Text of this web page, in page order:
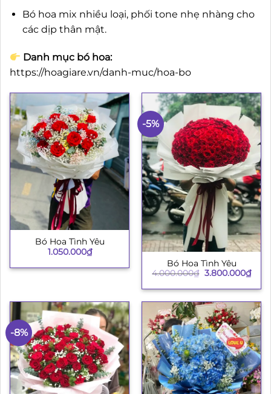
Bó hoa mix nhiều loại, phối tone nhẹ nhàng cho
các dịp thân mật.
Danh mục bó hoa:
https://hoagiare.vn/danh-muc/hoa-bo
Bó Hoa Tình Yêu
1.050.000₫
-5%
Bó Hoa Tình Yêu
4.000.000₫ Giá
là:
3.800.000₫Giá
hiện
tại
-8%